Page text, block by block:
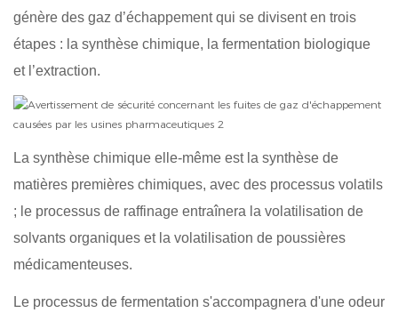
génère des gaz d’échappement qui se divisent en trois
étapes : la synthèse chimique, la fermentation biologique
et l’extraction.
La synthèse chimique elle-même est la synthèse de
matières premières chimiques, avec des processus volatils
; le processus de raffinage entraînera la volatilisation de
solvants organiques et la volatilisation de poussières
médicamenteuses.
Le processus de fermentation s'accompagnera d'une odeur